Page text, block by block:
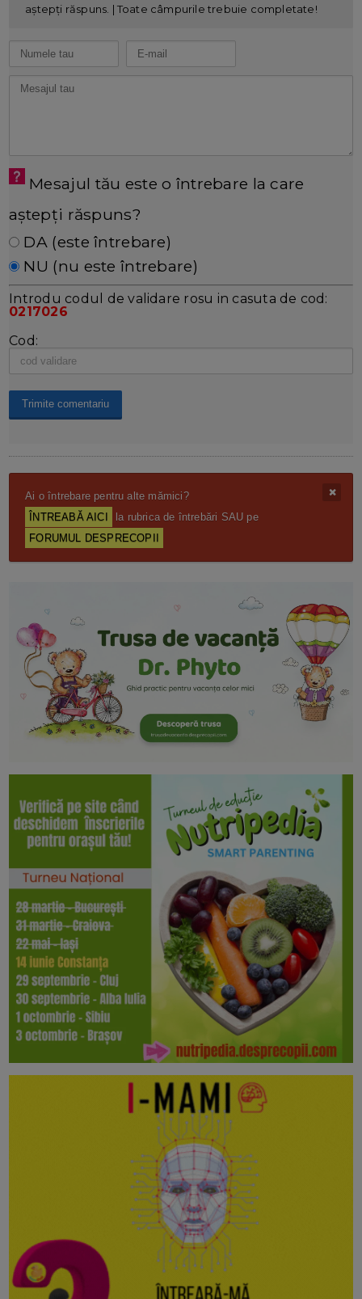
aștepți răspuns. | Toate câmpurile trebuie completate!
Mesajul tău este o întrebare la care
aștepți răspuns?
DA (este întrebare)
NU (nu este întrebare)
Introdu codul de validare rosu in casuta de cod:
0217026
Cod:
Ai o întrebare pentru alte mămici?
ÎNTREABĂ AICI
la rubrica de întrebări SAU pe
FORUMUL DESPRECOPII